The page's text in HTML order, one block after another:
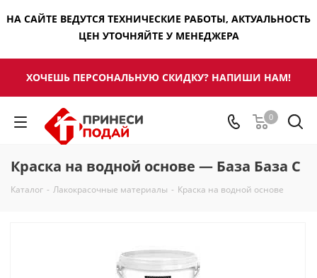
НА САЙТЕ ВЕДУТСЯ ТЕХНИЧЕСКИЕ РАБОТЫ, АКТУАЛЬНОСТЬ
ЦЕН УТОЧНЯЙТЕ У МЕНЕДЖЕРА
ХОЧЕШЬ ПЕРСОНАЛЬНУЮ СКИДКУ? НАПИШИ НАМ!
0
Краска на водной основе — База База С
Каталог - Лакокрасочные материалы - Краска на водной основе